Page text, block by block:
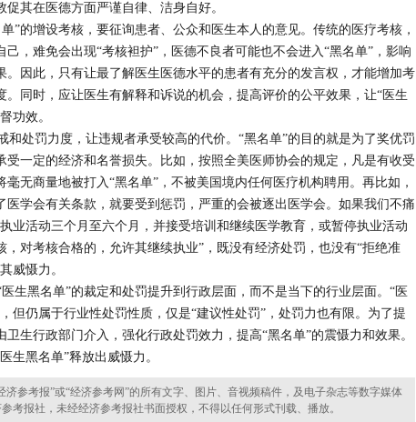
促其在医德方面严谨自律、洁身自好。
”的增设考核，要征询患者、公众和医生本人的意见。传统的医疗考核，
己，难免会出现“考核袒护”，医德不良者可能也不会进入“黑名单”，影响
。因此，只有让最了解医生医德水平的患者有充分的发言权，才能增加考
。同时，应让医生有解释和诉说的机会，提高评价的公平效果，让“医生
督功效。
处罚力度，让违规者承受较高的代价。“黑名单”的目的就是为了奖优罚
受一定的经济和名誉损失。比如，按照全美医师协会的规定，凡是有收受
毫无商量地被打入“黑名单”，不被美国境内任何医疗机构聘用。再比如，
医学会有关条款，就要受到惩罚，严重的会被逐出医学会。如果我们不痛
业活动三个月至六个月，并接受培训和继续医学教育，或暂停执业活动
，对考核合格的，允许其继续执业”，既没有经济处罚，也没有“拒绝准
其威慑力。
生黑名单”的裁定和处罚提升到行政层面，而不是当下的行业层面。“医
但仍属于行业性处罚性质，仅是“建议性处罚”，处罚力也有限。为了提
卫生行政部门介入，强化行政处罚效力，提高“黑名单”的震慑力和效果。
生黑名单”释放出威慑力。
参考报”或“经济参考网”的所有文字、图片、音视频稿件，及电子杂志等数字媒体
考报社，未经经济参考报社书面授权，不得以任何形式刊载、播放。